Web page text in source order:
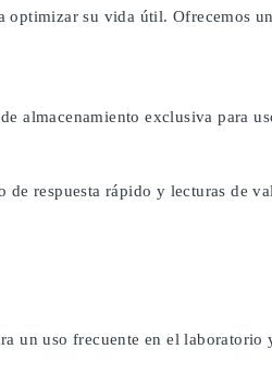
optimizar su vida útil. Ofrecemos
almacenamiento exclusiva para
respuesta rápido y lecturas de
un uso frecuente en el laboratorio